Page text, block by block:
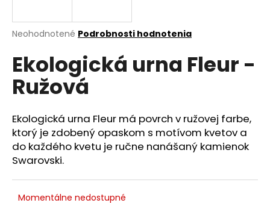
Priemerné
produktu
je
0,0
hviezdičiek.
Neohodnotené Podrobnosti hodnotenia
Ekologická urna Fleur -
Ružová
Ekologická urna Fleur má povrch v ružovej farbe,
ktorý je zdobený opaskom s motívom kvetov a
do každého kvetu je ručne nanášaný kamienok
Swarovski.
Momentálne nedostupné
j
ť
?
HĽADAŤ
O